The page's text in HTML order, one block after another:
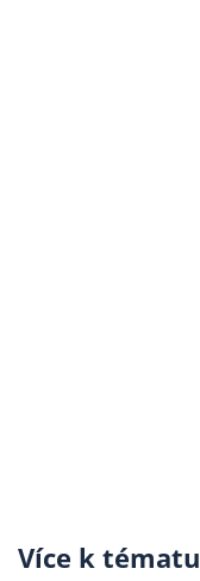
Více k tématu